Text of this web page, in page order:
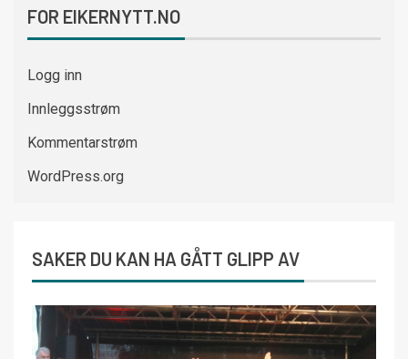
FOR EIKERNYTT.NO
Logg inn
Innleggsstrøm
Kommentarstrøm
WordPress.org
SAKER DU KAN HA GÅTT GLIPP AV